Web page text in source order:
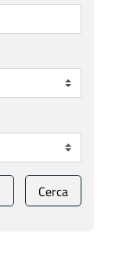
Cerca